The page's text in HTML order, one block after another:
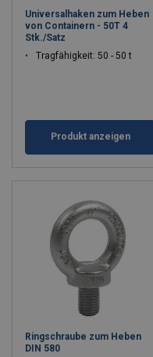
Universalhaken zum Heben
von Containern - 50T 4
Stk./Satz
Tragfähigkeit: 50 - 50 t
Produkt anzeigen
Ringschraube zum Heben
DIN 580